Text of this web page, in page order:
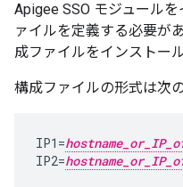
Apigee SSO モジュール
ァイルを定義する必要が
成ファイルをインストール
構成ファイルの形式は次
IP1 =
IP2=